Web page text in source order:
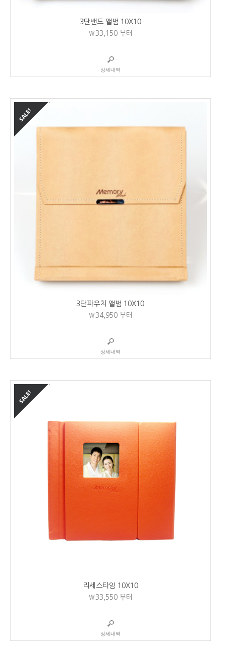
3단밴드 앨범 10X10
₩33,150부터
상세내역
3단파우치 앨범 10X10
₩34,950부터
상세내역
리세스타임 10X10
₩33,550부터
상세내역